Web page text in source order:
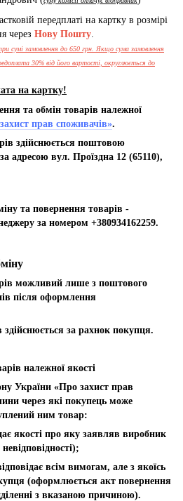
передплаті на картку в розмірі
через Нову Пошту
сумі замовлення до 650 грн. Якщо сума замовлення
30% від його вартості, округлюється до
на картку!
та обмін товарів належної
прав споживачів».
здійснюється поштовою
адресою вул. Проїздна 12 (65110),
та повернення товарів -
за номером +380934162259.
можливий лише з поштового
після оформлення
здійснюється за рахнок покупця.
належної якості
України «Про захист прав
через які покупець може
ним товар:
якості про яку заявляв виробник
всім вимогам, але з якоїсь
(оформлюється акт повернення
з вказаною причиною).